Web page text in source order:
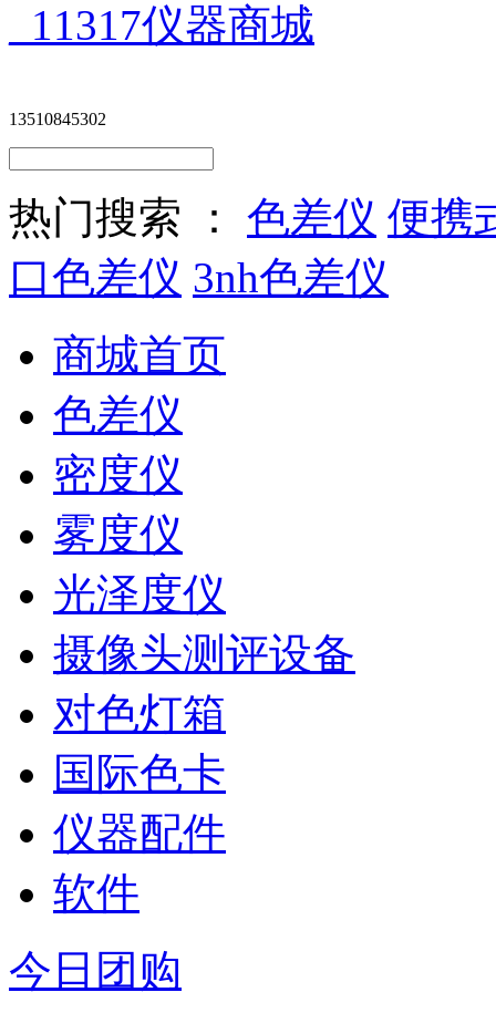
13510845302
热门搜索 ： 色差仪 便携
口色差仪 3nh色差仪
商城首页
色差仪
密度仪
雾度仪
光泽度仪
摄像头测评设备
对色灯箱
国际色卡
仪器配件
软件
今日团购